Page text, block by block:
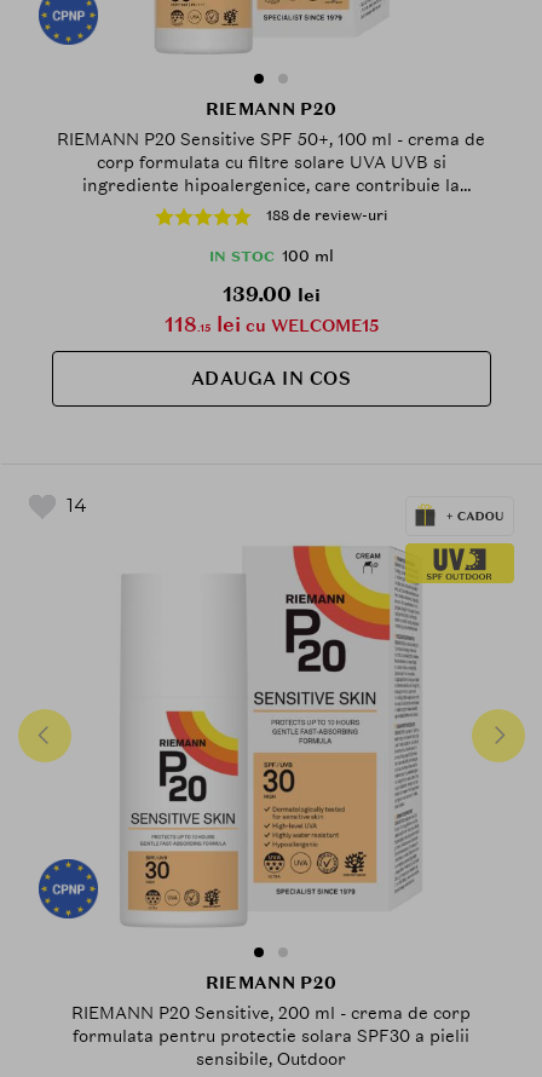
RIEMANN P20
RIEMANN P20 Sensitive SPF 50+, 100 ml - crema de
corp formulata cu filtre solare UVA UVB si
ingrediente hipoalergenice, care contribuie la
protectia ridicata a pielii sensibile si la mentinerea
confortului cutanat, Outdoor
188 de review-uri
IN STOC 100 ml
139.00 lei
118.15lei cu WELCOME15
ADAUGA IN COS
14
RIEMANN P20
RIEMANN P20 Sensitive, 200 ml - crema de corp
formulata pentru protectie solara SPF30 a pielii
sensibile, Outdoor